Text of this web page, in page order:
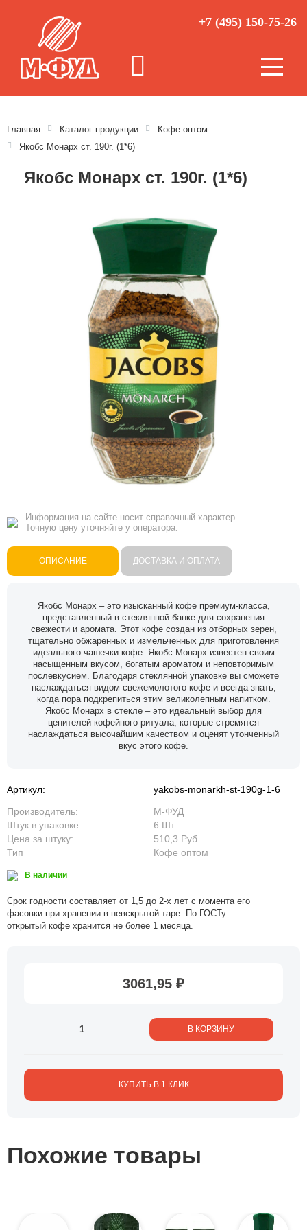
+7 (495) 150-75-26
Главная Каталог продукции
Кофе оптом
Якобс Монарх ст. 190г. (1*6)
Якобс Монарх ст. 190г. (1*6)
Информация на сайте носит справочный характер.
Точную цену уточняйте у оператора.
ОПИСАНИЕ ДОСТАВКА И ОПЛАТА
Якобс Монарх – это изысканный кофе премиум-класса,
представленный в стеклянной банке для сохранения
свежести и аромата. Этот кофе создан из отборных зерен,
тщательно обжаренных и измельченных для приготовления
идеального чашечки кофе. Якобс Монарх известен своим
насыщенным вкусом, богатым ароматом и неповторимым
послевкусием. Благодаря стеклянной упаковке вы сможете
наслаждаться видом свежемолотого кофе и всегда знать,
когда пора подкрепиться этим великолепным напитком.
Якобс Монарх в стекле – это идеальный выбор для
ценителей кофейного ритуала, которые стремятся
наслаждаться высочайшим качеством и оценят утонченный
вкус этого кофе.
Артикул:
yakobs-monarkh-st-190g-1-6
Производитель:
М-ФУД
Штук в упаковке:
6 Шт.
Цена за штуку:
510,3 Руб.
Тип
Кофе оптом
В наличии
Срок годности составляет от 1,5 до 2-х лет с момента его
фасовки при хранении в невскрытой таре. По ГОСТу
открытый кофе хранится не более 1 месяца.
3061,95 ₽
В КОРЗИНУ
КУПИТЬ В 1 КЛИК
Похожие товары